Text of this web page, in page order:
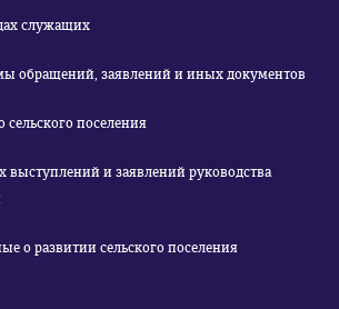
служащих
обращений, заявлений и иных документов
сельского поселения
выступлений и заявлений руководства
о развитии сельского поселения